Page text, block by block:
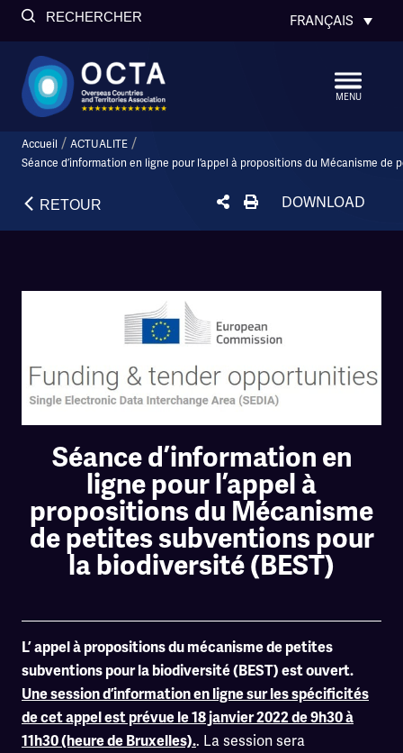
RECHERCHER FRANÇAIS
MENU
Accueil / ACTUALITE /
Séance d’information en ligne pour l’appel à propositions du Mécanisme
RETOUR DOWNLOAD
Séance d’information en
ligne pour l’appel à
propositions du Mécanisme
de petites subventions pour
la biodiversité (BEST)
L’ appel à propositions du mécanisme de petites
subventions pour la biodiversité (BEST) est ouvert.
Une session d’information en ligne sur les spécificités
de cet appel est prévue le 18 janvier 2022 de 9h30 à
11h30 (heure de Bruxelles).. La session sera